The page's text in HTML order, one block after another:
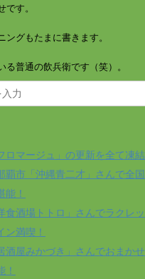
す。
グもたまに書きます。
普通の飲兵衛です（笑）。
ロマージュ」の更新を全て凍結
覇市「沖縄青二才」さんで全
能！
食酒場トトロ」さんでラクレ
ン満喫！
酒屋みかづき」さんでおまか
！